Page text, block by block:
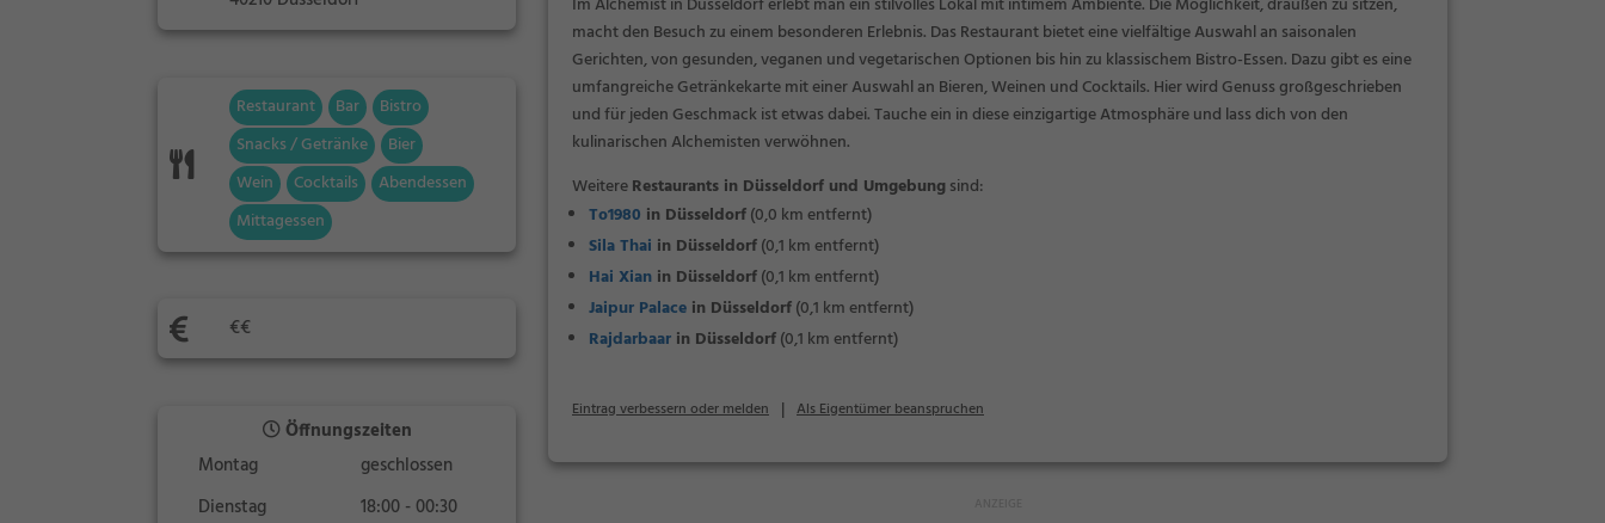
Restaurant Bar
Bistro
Snacks / Getränke
Bier
Wein
Cocktails
Abendessen
Mittagessen
€€
Öffnungszeiten
Montag
geschlossen
Dienstag
18:00 - 00:30
macht den Besuch zu einem besonderen Erlebnis. Das Restaurant bietet eine vielfältige Auswahl an saisonalen
Gerichten, von gesunden, veganen und vegetarischen Optionen bis hin zu klassischem Bistro-Essen. Dazu gibt es eine
umfangreiche Getränkekarte mit einer Auswahl an Bieren, Weinen und Cocktails. Hier wird Genuss großgeschrieben
und für jeden Geschmack ist etwas dabei. Tauche ein in diese einzigartige Atmosphäre und lass dich von den
kulinarischen Alchemisten verwöhnen.
WeitereRestaurants in Düsseldorf und Umgebungsind:
To1980 in Düsseldorf(0,0 km entfernt)
Sila Thai in Düsseldorf(0,1 km entfernt)
Hai Xian in Düsseldorf(0,1 km entfernt)
Jaipur Palace in Düsseldorf(0,1 km entfernt)
Rajdarbaar in Düsseldorf(0,1 km entfernt)
Eintrag verbessern oder melden | Als Eigentümer beanspruchen